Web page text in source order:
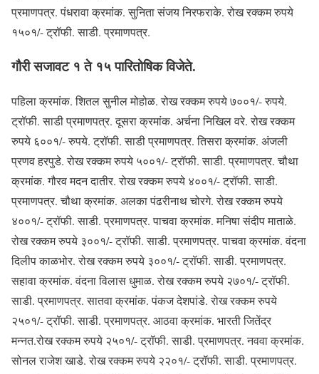
प्रमाणपत्र. पंधरावा क्रमांक. सुनिता संजय निरफराके. रोख रक्कम रुपये
१५०१/- ट्रॉफी. साडी. प्रमाणपत्र.
गौरी सजावट १ ते १५ पारितोषिक विजेते.
पहिला क्रमांक. शितल सुनील मोहोळ. रोख रक्कम रुपये ७००१/- रुपये.
ट्रॉफी. साडी प्रमाणपत्र. दूसरा क्रमांक. अर्चना निखिल वरे. रोख रक्कम
रुपये ६००१/- रुपये. ट्रॉफी. साडी प्रमाणपत्र. तिसरा क्रमांक. अंजली
प्रणव हरपुडे. रोख रक्कम रुपये ५००१/- ट्रॉफी. साडी. प्रमाणपत्र. चौथा
क्रमांक. गौरव मदन दातीर. रोख रक्कम रुपये ४००१/- ट्रॉफी. साडी.
प्रमाणपत्र. चौथा क्रमांक. अलका पंढरीनाथ चोरगे. रोख रक्कम रुपये
४००१/- ट्रॉफी. साडी. प्रमाणपत्र. पाचवा क्रमांक. मनिषा संदीप माताळे.
रोख रक्कम रुपये ३००१/- ट्रॉफी. साडी. प्रमाणपत्र. पाचवा क्रमांक. वंदना
दिलीप काळभोर. रोख रक्कम रुपये ३००१/- ट्रॉफी. साडी. प्रमाणपत्र.
सहावा क्रमांक. वंदना विलास धुमाळ. रोख रक्कम रुपये २७०१/- ट्रॉफी.
साडी. प्रमाणपत्र. सातवा क्रमांक. पंकज देशपांडे. रोख रक्कम रुपये
२५०१/- ट्रॉफी. साडी. प्रमाणपत्र. आठवा क्रमांक. भारती जितेंद्र
मन्नत.रोख रक्कम रुपये २५०१/- ट्रॉफी. साडी. प्रमाणपत्र. नववा क्रमांक.
सोनल राजेश खाडे. रोख रक्कम रुपये २२०१/- ट्रॉफी. साडी. प्रमाणपत्र.